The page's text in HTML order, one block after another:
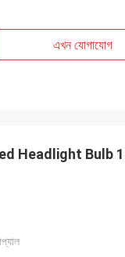
এখন যোগাযোগ
Headlight Bulb